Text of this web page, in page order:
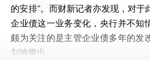
的安排”。而财新记者亦发现，对于
企业债这一业务变化，央行并不知
颇为关注的是主管企业债多年的发
划地撤出。